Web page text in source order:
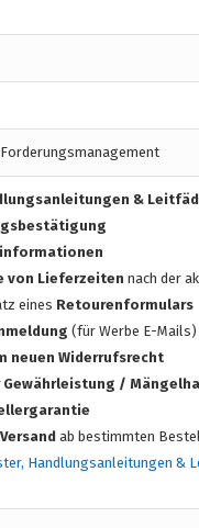
&
von Lieferzeiten nach der
eines Retourenformulars
(für Werbe E-Mails)
neuen Widerrufsrecht
Gewährleistung /
ab bestimmten
Handlungsanleitungen &